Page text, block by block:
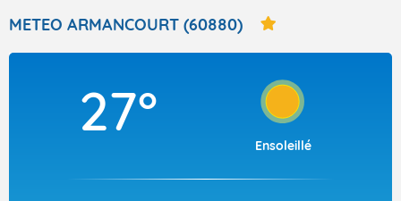
Articles
METEO ARMANCOURT (60880)
27°
Ensoleillé